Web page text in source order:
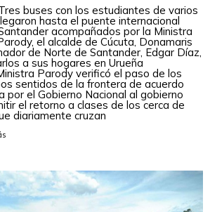
buses con los estudiantes de varios
hasta el puente internacional
acompañados por la Ministra
el alcalde de Cúcuta, Donamaris
de Norte de Santander, Edgar Díaz,
a sus hogares en Urueña
Parody verificó el paso de los
sentidos de la frontera de acuerdo
por el Gobierno Nacional al gobierno
el retorno a clases de los cerca de
diariamente cruzan